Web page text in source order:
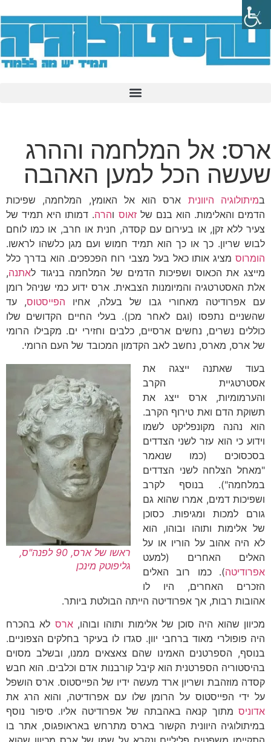
ארס: אל המלחמה וההרג
שעשה הכל למען האהבה
במיתולוגיה היוונית ארס הוא אל האומץ, המלחמה, שפיכות
הדמים והאלימות. הוא בנם שלזאוס והרה. דמותו היא תמיד של
צעיר ללא זקן, או בעירום עם קסדה, חנית או חרב, או כמו לוחם
לבוש שריון. כך או כך הוא תמיד חמוש ועם מגן כלשהו לראשו.
הומרוס מציג אותו כאל בעל מצבי רוח הפכפכים. הוא בדרך כלל
מייצג את הכאוס ושפיכות הדמים של המלחמה בניגוד לאתנה,
אלת האסטרטגיה והמיומנות הצבאית. ארס ידוע כמי שניהל רומן
עם אפרודיטה מאחורי גבו של בעלה, אחיו הפייסטוס, עד
שהשניים נתפסו (וגם לאחר מכן). בעלי החיים הקדושים שלו
כוללים נשרים, נחשים ארסיים, כלבים וחזירי ים. מקבילו הרומי
של ארס, מארס, נחשב לאב הקדמון המכובד של העם הרומי.
ראשו של ארס, 90 לפנה"ס,
גליפוטק מינכן
בעוד שאתנה ייצגה את
אסטרטגיית הקרב
והערמומיות, ארס ייצג את
תשוקת הדם ואת טירוף הקרב.
הוא נהנה מקונפליקט לשמו
וידוע כי הוא עזר לשני הצדדים
בסכסוכים (כמו שנאמר
"מאחל הצלחה לשני הצדדים
במלחמה"). בנוסף לקרב
ושפיכות דמים, אמרו שהוא גם
גורם למכות ומגיפות. כסוכן
של אלימות ותוהו ובוהו, הוא
לא היה אהוב על הוריו או על
האלים האחרים (למעט
אפרודיטה). כמו רוב האלים
הזכרים האחרים, היו לו
אהובות רבות, אך אפרודיטה הייתה הבולטת ביותר.
מכיוון שהוא היה סוכן של אלימות ותוהו ובוהו,ארס לא בהכרח
היה פופולרי מאוד ברחבי יוון. סגדו לו בעיקר בחלקים הצפוניים.
בנוסף, הספרטנים האמינו שהם צאצאים ממנו, ובשלב מסוים
בהיסטוריה הספרטנית הוא קיבל קורבנות אדם וכלבים. הוא חבש
קסדה מוזהבת ושריון ארד מעשה ידיו של הפייסטוס. ארס הושפל
על ידי הפייסטוס על הרומן שלו עם אפרודיטה, והוא הרג את
אדוניס מתוך קנאה באהבתה של אפרודיטה אליו. סיפור נוסף
במיתולוגיה היוונית הקשור בארס מתרחש באראופגוס, אתר בו